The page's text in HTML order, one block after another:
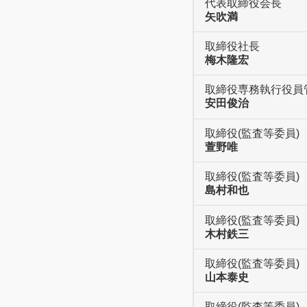
代表取締役会長
矢吹満
取締役社長
梅木隆宏
取締役専務執行役員
安田俊治
取締役(監査等委員)
萱野唯
取締役(監査等委員)
島村和也
取締役(監査等委員)
木村鉄三
取締役(監査等委員)
山本泰史